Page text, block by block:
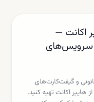
اکانت —
سرویس‌های
و گیفت‌کارت‌های
هایپر اکانت تهیه کنید.